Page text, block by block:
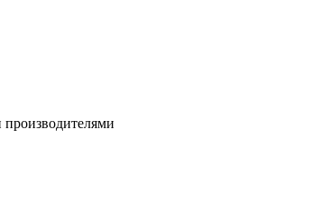
производителями